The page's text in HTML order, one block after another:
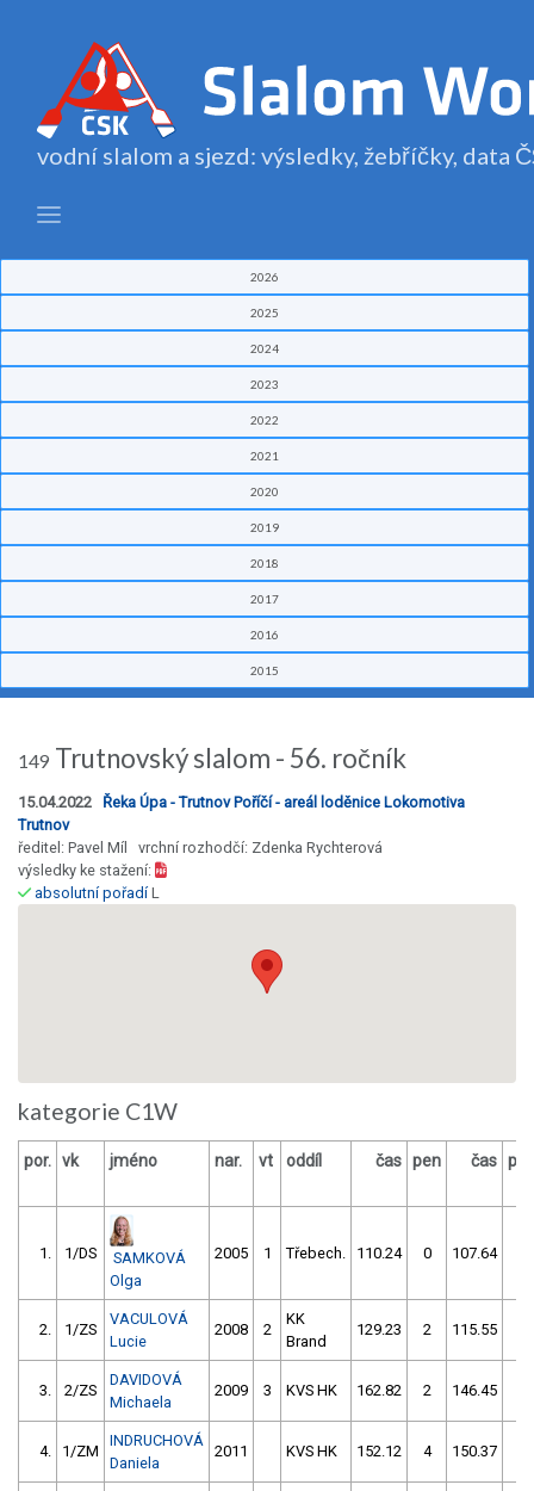
vodní slalom a sjezd: výsledky, žebříčky, data
2026
2025
2024
2023
2022
2021
2020
2019
2018
2017
2016
2015
149 Trutnovský slalom - 56. ročník
15.04.2022 Řeka Úpa - Trutnov Poříčí - areál loděnice Lokomotiva
Trutnov
ředitel: Pavel Míl vrchní rozhodčí: Zdenka Rychterová
výsledky ke stažení:
absolutní pořadíL
kategorie C1W
por. vk jméno nar. vt oddíl čas pen čas
1. 1/DS
SAMKOVÁ
Olga
2005 1 Třebech. 110.24 0 107.64
2. 1/ZS
VACULOVÁ
Lucie
2008 2
KK
Brand
129.23 2 115.55
3. 2/ZS
DAVIDOVÁ
Michaela
2009 3 KVS HK 162.82 2 146.45
4. 1/ZM
INDRUCHOVÁ
Daniela
2011 KVS HK 152.12 4 150.37